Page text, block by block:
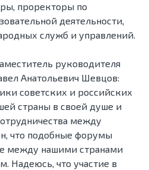
проректоры по
деятельности,
служб и управлений.
руководителя
Анатольевич Шевцов:
советских и российских
страны в своей душе и
между
что подобные форумы
между нашими странами
Надеюсь, что участие в